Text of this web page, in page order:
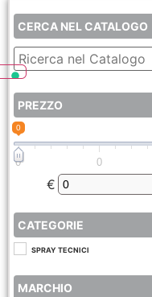
CERCA NEL CATALOGO
PREZZO
0
0 0
€
CATEGORIE
SPRAY TECNICI
MARCHIO